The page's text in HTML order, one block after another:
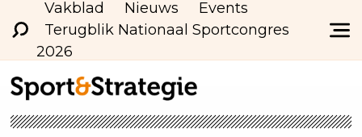
Vakblad Nieuws
Events
Terugblik Nationaal Sportcongres
2026